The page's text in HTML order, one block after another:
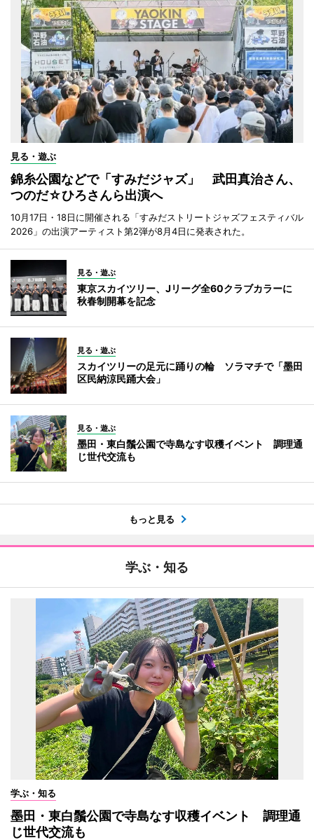
見る・遊ぶ
錦糸公園などで「すみだジャズ」 武田真治さん、
つのだ☆ひろさんら出演へ
10月17日・18日に開催される「すみだストリートジャズフェスティバル
2026」の出演アーティスト第2弾が8月4日に発表された。
見る・遊ぶ
東京スカイツリー、Jリーグ全60クラブカラーに
秋春制開幕を記念
見る・遊ぶ
スカイツリーの足元に踊りの輪 ソラマチで「墨田
区民納涼民踊大会」
見る・遊ぶ
墨田・東白鬚公園で寺島なす収穫イベント 調理通
じ世代交流も
もっと見る
学ぶ・知る
学ぶ・知る
墨田・東白鬚公園で寺島なす収穫イベント 調理通
じ世代交流も